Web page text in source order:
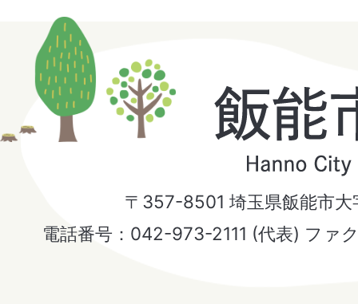
飯
能
Hanno
〒357-8501 埼玉県飯能市大
電話番号：042-973-2111 (代表) ファ